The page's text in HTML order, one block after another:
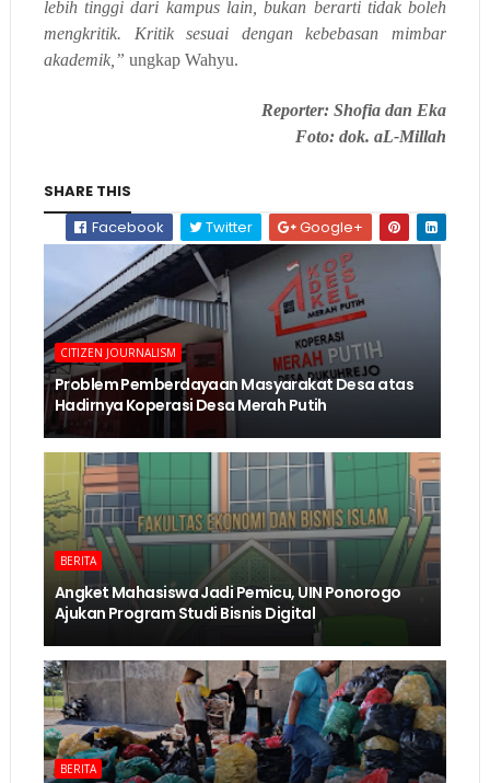
lebih tinggi dari kampus lain, bukan berarti tidak boleh
mengkritik. Kritik sesuai dengan kebebasan mimbar
akademik,” ungkap Wahyu.
Reporter: Shofia dan Eka
Foto: dok. aL-Millah
SHARE THIS
Facebook
Twitter Google+
CITIZEN JOURNALISM
Problem Pemberdayaan Masyarakat Desa atas
Hadirnya Koperasi Desa Merah Putih
BERITA
Angket Mahasiswa Jadi Pemicu, UIN Ponorogo
Ajukan Program Studi Bisnis Digital
BERITA